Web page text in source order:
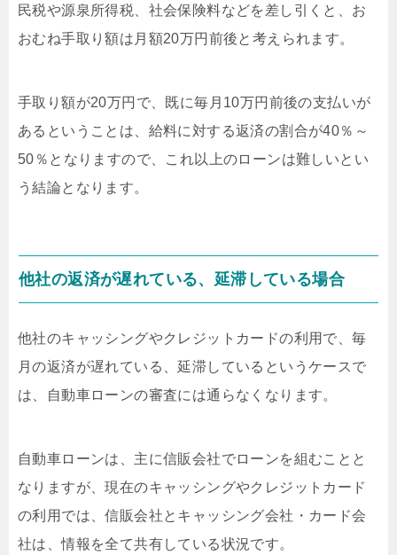
民税や源泉所得税、社会保険料などを差し引くと、お
おむね手取り額は月額20万円前後と考えられます。
手取り額が20万円で、既に毎月10万円前後の支払いが
あるということは、給料に対する返済の割合が40％～
50％となりますので、これ以上のローンは難しいとい
う結論となります。
他社の返済が遅れている、延滞している場合
他社のキャッシングやクレジットカードの利用で、毎
月の返済が遅れている、延滞しているというケースで
は、自動車ローンの審査には通らなくなります。
自動車ローンは、主に信販会社でローンを組むことと
なりますが、現在のキャッシングやクレジットカード
の利用では、信販会社とキャッシング会社・カード会
社は、情報を全て共有している状況です。